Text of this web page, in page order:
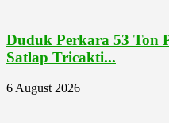
Duduk Perkara 53 Ton
Satlap Tricakti...
6 August 2026